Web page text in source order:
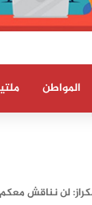
المواطن
لن نناقش